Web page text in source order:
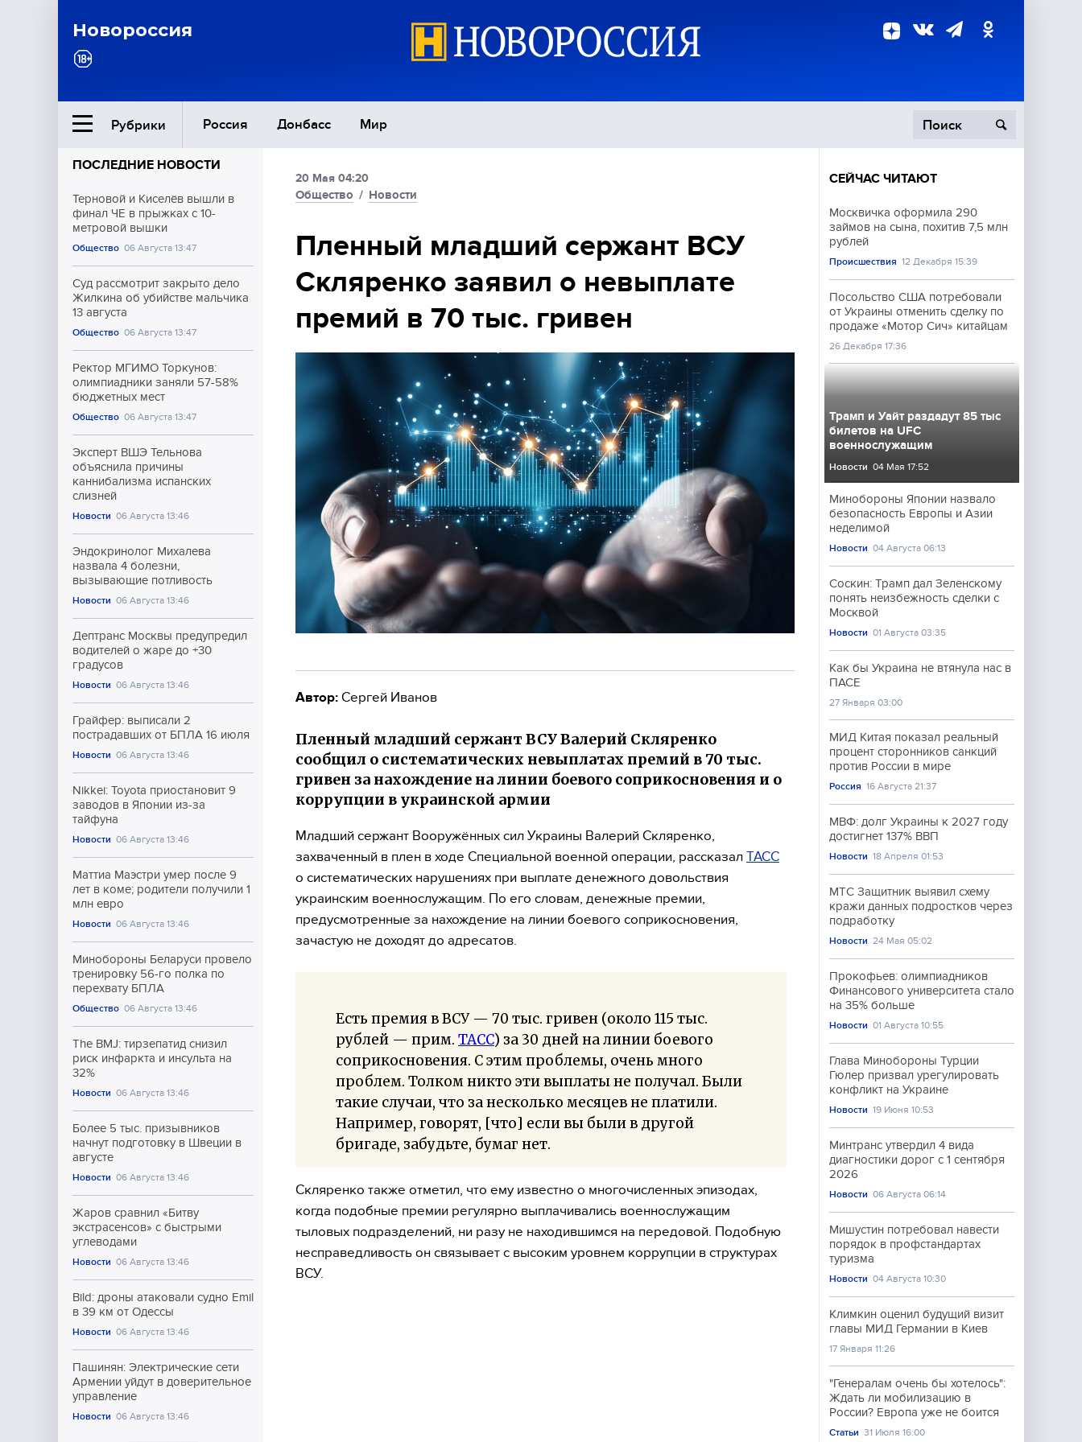
Новороссия
Рубрики Россия Донбасс Мир
Ближний Восток Политика
Общество
Экономика
Происшествия
Культура
Спорт
ПОСЛЕДНИЕ НОВОСТИ
Терновой и Киселёв вышли в
финал ЧЕ в прыжках с 10-
метровой вышки
Общество 06 Августа 13:47
Суд рассмотрит закрыто дело
Жилкина об убийстве мальчика
13 августа
Общество 06 Августа 13:47
Ректор МГИМО Торкунов:
олимпиадники заняли 57-58%
бюджетных мест
Общество 06 Августа 13:47
Эксперт ВШЭ Тельнова
объяснила причины
каннибализма испанских
слизней
Новости 06 Августа 13:46
Эндокринолог Михалева
назвала 4 болезни,
вызывающие потливость
Новости 06 Августа 13:46
Дептранс Москвы предупредил
водителей о жаре до +30
градусов
Новости 06 Августа 13:46
Грайфер: выписали 2
пострадавших от БПЛА 16 июля
Новости 06 Августа 13:46
Nikkei: Toyota приостановит 9
заводов в Японии из-за
тайфуна
Новости 06 Августа 13:46
Маттиа Маэстри умер после 9
лет в коме; родители получили 1
млн евро
Новости 06 Августа 13:46
Минобороны Беларуси провело
тренировку 56-го полка по
перехвату БПЛА
Общество 06 Августа 13:46
The BMJ: тирзепатид снизил
риск инфаркта и инсульта на
32%
Новости 06 Августа 13:46
Более 5 тыс. призывников
начнут подготовку в Швеции в
августе
Новости 06 Августа 13:46
Жаров сравнил «Битву
экстрасенсов» с быстрыми
углеводами
Новости 06 Августа 13:46
Bild: дроны атаковали судно Emil
в 39 км от Одессы
Новости 06 Августа 13:46
Пашинян: Электрические сети
Армении уйдут в доверительное
управление
Новости 06 Августа 13:46
20 Мая 04:20
Общество / Новости
Пленный младший сержант ВСУ
Скляренко заявил о невыплате
премий в 70 тыс. гривен
Автор: Сергей Иванов
Пленный младший сержант ВСУ Валерий Скляренко
сообщил о систематических невыплатах премий в 70 тыс.
гривен за нахождение на линии боевого соприкосновения и о
коррупции в украинской армии
Младший сержант Вооружённых сил Украины Валерий Скляренко,
захваченный в плен в ходе Специальной военной операции, рассказал ТАСС
о систематических нарушениях при выплате денежного довольствия
украинским военнослужащим. По его словам, денежные премии,
предусмотренные за нахождение на линии боевого соприкосновения,
зачастую не доходят до адресатов.
Есть премия в ВСУ — 70 тыс. гривен (около 115 тыс.
рублей — прим. ТАСС) за 30 дней на линии боевого
соприкосновения. С этим проблемы, очень много
проблем. Толком никто эти выплаты не получал. Были
такие случаи, что за несколько месяцев не платили.
Например, говорят, [что] если вы были в другой
бригаде, забудьте, бумаг нет.
Скляренко также отметил, что ему известно о многочисленных эпизодах,
когда подобные премии регулярно выплачивались военнослужащим
тыловых подразделений, ни разу не находившимся на передовой. Подобную
несправедливость он связывает с высоким уровнем коррупции в структурах
ВСУ.
СЕЙЧАС ЧИТАЮТ
Москвичка оформила 290
займов на сына, похитив 7,5 млн
рублей
Происшествия 12 Декабря 15:39
Посольство США потребовали
от Украины отменить сделку по
продаже «Мотор Сич» китайцам
26 Декабря 17:36
Трамп и Уайт раздадут 85 тыс
билетов на UFC
военнослужащим
Новости 04 Мая 17:52
Минобороны Японии назвало
безопасность Европы и Азии
неделимой
Новости 04 Августа 06:13
Соскин: Трамп дал Зеленскому
понять неизбежность сделки с
Москвой
Новости 01 Августа 03:35
Как бы Украина не втянула нас в
ПАСЕ
27 Января 03:00
МИД Китая показал реальный
процент сторонников санкций
против России в мире
Россия 16 Августа 21:37
МВФ: долг Украины к 2027 году
достигнет 137% ВВП
Новости 18 Апреля 01:53
МТС Защитник выявил схему
кражи данных подростков через
подработку
Новости 24 Мая 05:02
Прокофьев: олимпиадников
Финансового университета стало
на 35% больше
Новости 01 Августа 10:55
Глава Минобороны Турции
Гюлер призвал урегулировать
конфликт на Украине
Новости 19 Июня 10:53
Минтранс утвердил 4 вида
диагностики дорог с 1 сентября
2026
Новости 06 Августа 06:14
Мишустин потребовал навести
порядок в профстандартах
туризма
Новости 04 Августа 10:30
Климкин оценил будущий визит
главы МИД Германии в Киев
17 Января 11:26
"Генералам очень бы хотелось":
Ждать ли мобилизацию в
России? Европа уже не боится
Статьи 31 Июля 16:00